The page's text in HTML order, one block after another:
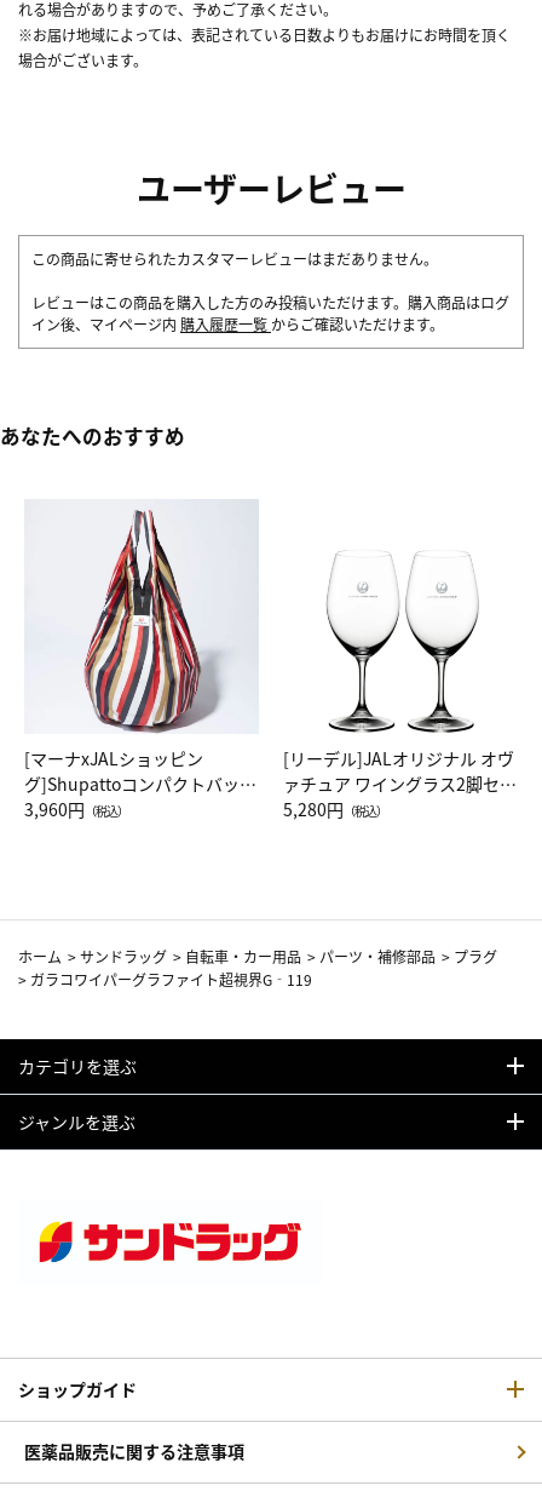
れる場合がありますので、予めご了承ください。
※お届け地域によっては、表記されている日数よりもお届けにお時間を頂く
場合がございます。
ユーザーレビュー
この商品に寄せられたカスタマーレビューはまだありません。
レビューはこの商品を購入した方のみ投稿いただけます。購入商品はログ
イン後、マイページ内 購入履歴一覧 からご確認いただけます。
あなたへのおすすめ
[マーナxJALショッピン
グ]Shupattoコンパクトバッグ
Drop JAL客室乗務員（LC）ス
3,960円 （税込）
[リーデル]JALオリジナル オヴ
ァチュア ワイングラス2脚セッ
ト（レッドワイン）
5,280円 （税込）
ホーム >サンドラッグ > 自転車・カー用品 > パーツ・補修部品 > プラグ
> ガラコワイパーグラファイト超視界G‐119
カテゴリを選ぶ
ジャンルを選ぶ
ショップガイド
医薬品販売に関する注意事項